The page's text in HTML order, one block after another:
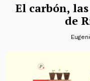
El carbón,
de